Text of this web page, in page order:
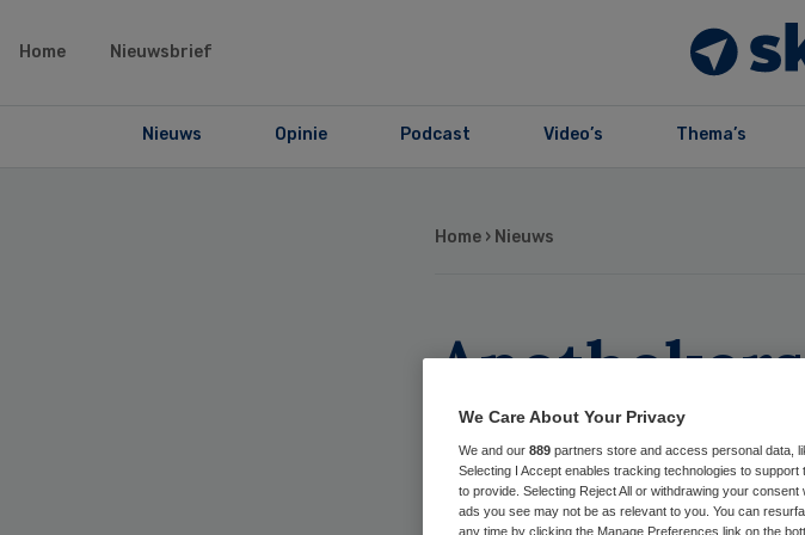
Home Nieuwsbrief
Nieuws Opinie Podcast Video’s Thema’s
Home › Nieuws
vaak
medicijnen
We Care About Your Privacy
We and our 889 partners store and access personal data,
Selecting I Accept enables tracking technologies to
to provide. Selecting Reject All or withdrawing your
ads you see may not be as relevant to you. You can
any time by clicking the Manage Preferences link on the